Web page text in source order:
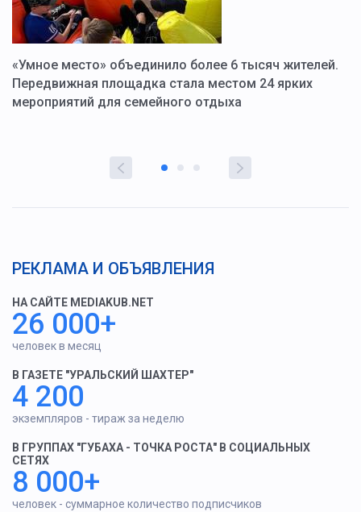
«Умное место» объединило более 6 тысяч жителей.
Передвижная площадка стала местом 24 ярких
мероприятий для семейного отдыха
РЕКЛАМА И ОБЪЯВЛЕНИЯ
НА САЙТЕ MEDIAKUB.NET
26 000+
человек в месяц
В ГАЗЕТЕ "УРАЛЬСКИЙ ШАХТЕР"
4 200
экземпляров - тираж за неделю
В ГРУППАХ "ГУБАХА - ТОЧКА РОСТА" В СОЦИАЛЬНЫХ
СЕТЯХ
8 000+
человек - суммарное количество подписчиков